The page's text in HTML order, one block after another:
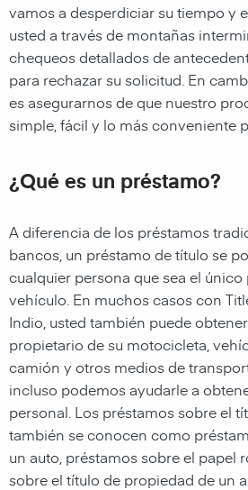
vamos a desperdiciar su tiempo y
usted a través de montañas
chequeos detallados de
para rechazar su solicitud. En
es asegurarnos de que nuestro
simple, fácil y lo más conveniente
¿Qué es un préstamo?
A diferencia de los préstamos
bancos, un préstamo de título se
cualquier persona que sea el
vehículo. En muchos casos con
Indio usted también puede
propietario de su motocicleta,
camión y otros medios de
incluso podemos ayudarle a
personal. Los préstamos sobre el
también se conocen como
un auto, préstamos sobre el papel
sobre el título de propiedad de un